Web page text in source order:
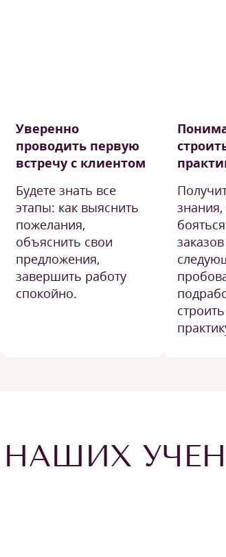
Уверенно
проводить первую
встречу с клиентом
Будете знать все
этапы: как выяснить
пожелания,
объяснить свои
предложения,
завершить работу
спокойно.